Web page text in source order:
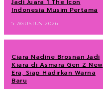
Jadi Juara 1 The Icon
Indonesia Musim Pertama
5 AGUSTUS 2026
Ciara Nadine Brosnan Jadi
Kiara di Asmara Gen Z New
Era, Siap Hadirkan Warna
Baru